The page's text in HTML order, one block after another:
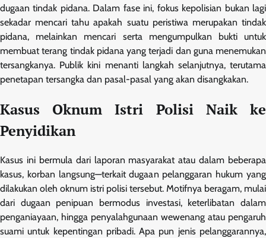
dugaan tindak pidana. Dalam fase ini, fokus kepolisian bukan lagi
sekadar mencari tahu apakah suatu peristiwa merupakan tindak
pidana, melainkan mencari serta mengumpulkan bukti untuk
membuat terang tindak pidana yang terjadi dan guna menemukan
tersangkanya. Publik kini menanti langkah selanjutnya, terutama
penetapan tersangka dan pasal-pasal yang akan disangkakan.
Kasus Oknum Istri Polisi Naik ke
Penyidikan
Kasus ini bermula dari laporan masyarakat atau dalam beberapa
kasus, korban langsung—terkait dugaan pelanggaran hukum yang
dilakukan oleh oknum istri polisi tersebut. Motifnya beragam, mulai
dari dugaan penipuan bermodus investasi, keterlibatan dalam
penganiayaan, hingga penyalahgunaan wewenang atau pengaruh
suami untuk kepentingan pribadi. Apa pun jenis pelanggarannya,